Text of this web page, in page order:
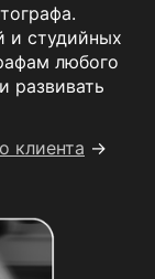
и студийных
любого
развивать
клиента →